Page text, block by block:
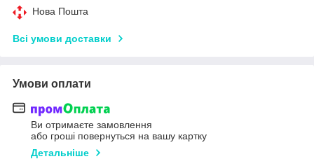
Нова Пошта
Всі умови доставки
Умови оплати
Ви отримаєте замовлення
або гроші повернуться на вашу картку
Детальніше